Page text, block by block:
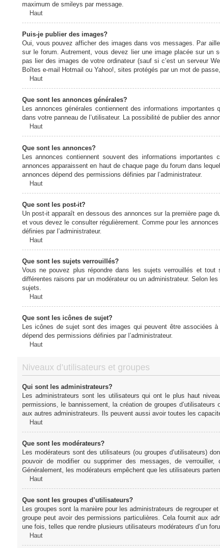
maximum de smileys par message.
Haut
Puis-je publier des images?
Oui, vous pouvez afficher des images dans vos messages. Par
sur le forum. Autrement, vous devez lier une image placée sur un
pas lier des images de votre ordinateur (sauf si c’est un serveur
Boîtes e-mail Hotmail ou Yahoo!, sites protégés par un mot de
Haut
Que sont les annonces générales?
Les annonces générales contiennent des informations
dans votre panneau de l’utilisateur. La possibilité de publier des
Haut
Que sont les annonces?
Les annonces contiennent souvent des informations
annonces apparaissent en haut de chaque page du forum dans
annonces dépend des permissions définies par l’administrateur.
Haut
Que sont les post-it?
Un post-it apparaît en dessous des annonces sur la première page
et vous devez le consulter régulièrement. Comme pour les
définies par l’administrateur.
Haut
Que sont les sujets verrouillés?
Vous ne pouvez plus répondre dans les sujets verrouillés et
différentes raisons par un modérateur ou un administrateur. Selon
sujets.
Haut
Que sont les icônes de sujet?
Les icônes de sujet sont des images qui peuvent être associées
dépend des permissions définies par l’administrateur.
Haut
Niveaux d’utilisateurs et groupes
Qui sont les administrateurs?
Les administrateurs sont les utilisateurs qui ont le plus haut
permissions, le bannissement, la création de groupes
aux autres administrateurs. Ils peuvent aussi avoir toutes les
Haut
Que sont les modérateurs?
Les modérateurs sont des utilisateurs (ou groupes d’utilisateurs)
pouvoir de modifier ou supprimer des messages, de
Généralement, les modérateurs empêchent que les utilisateurs
Haut
Que sont les groupes d’utilisateurs?
Les groupes sont la manière pour les administrateurs de regrouper
groupe peut avoir des permissions particulières. Cela fournit aux
une fois, telles que rendre plusieurs utilisateurs modérateurs d’un
Haut